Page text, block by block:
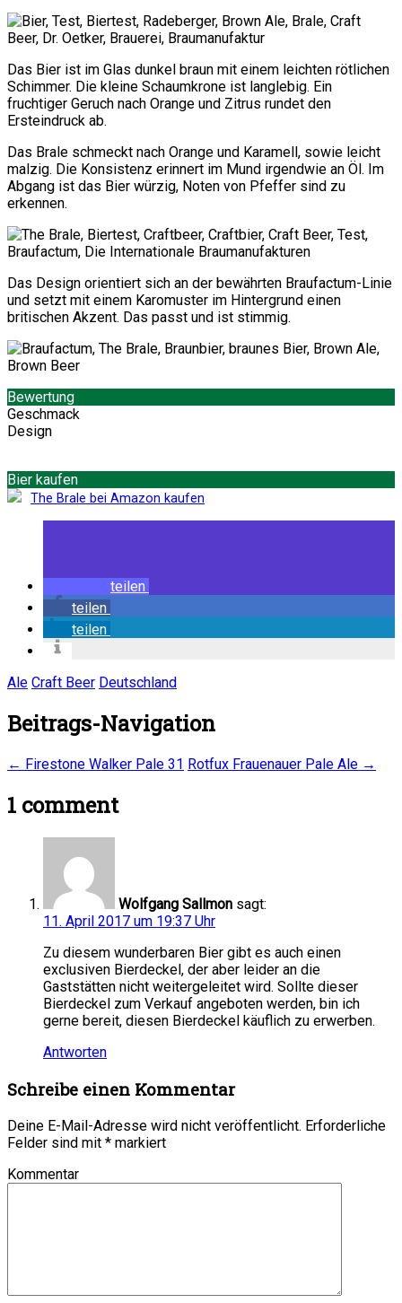
Das Bier ist im Glas dunkel braun mit einem leichten rötlichen
Schimmer. Die kleine Schaumkrone ist langlebig. Ein
fruchtiger Geruch nach Orange und Zitrus rundet den
Ersteindruck ab.
Das Brale schmeckt nach Orange und Karamell, sowie leicht
malzig. Die Konsistenz erinnert im Mund irgendwie an Öl. Im
Abgang ist das Bier würzig, Noten von Pfeffer sind zu
erkennen.
Das Design orientiert sich an der bewährten Braufactum-Linie
und setzt mit einem Karomuster im Hintergrund einen
britischen Akzent. Das passt und ist stimmig.
Bewertung
Geschmack
Design
Bier kaufen
The Brale bei Amazon kaufen
teilen
teilen
teilen
Ale Craft Beer Deutschland
Beitrags-Navigation
← Firestone Walker Pale 31 Rotfux Frauenauer Pale Ale →
1 comment
Wolfgang Sallmon sagt:
11. April 2017 um 19:37 Uhr
Zu diesem wunderbaren Bier gibt es auch einen
exclusiven Bierdeckel, der aber leider an die
Gaststätten nicht weitergeleitet wird. Sollte dieser
Bierdeckel zum Verkauf angeboten werden, bin ich
gerne bereit, diesen Bierdeckel käuflich zu erwerben.
Antworten
Schreibe einen Kommentar
Deine E-Mail-Adresse wird nicht veröffentlicht. Erforderliche
Felder sind mit * markiert
Kommentar